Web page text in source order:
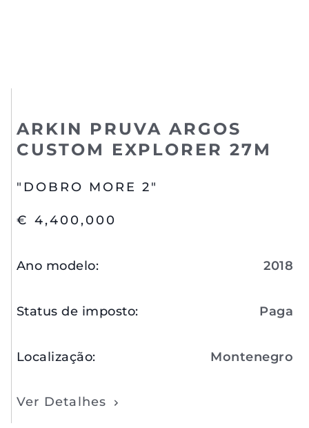
ARKIN PRUVA ARGOS
CUSTOM EXPLORER 27M
"DOBRO MORE 2"
€ 4,400,000
Ano modelo: 2018
Status de imposto: Paga
Localização: Montenegro
Ver Detalhes